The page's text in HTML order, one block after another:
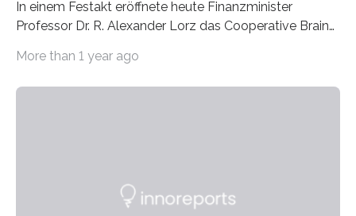
In einem Festakt eröffnete heute Finanzminister
Professor Dr. R. Alexander Lorz das Cooperative Brain
der Goethe-Universität Frankfurt. Das CoBIC ist eine
für neurologische und psychiatrische Erkrankungen
More than 1 year ago